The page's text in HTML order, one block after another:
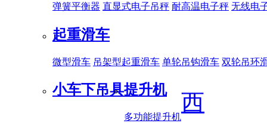
弹簧平衡器 直显式电子吊秤 耐高温电子秤 无线电
起重滑车
微型滑车 吊架型起重滑车 单轮吊钩滑车 双轮吊环
小车下吊具提升机
多功能提升机
西